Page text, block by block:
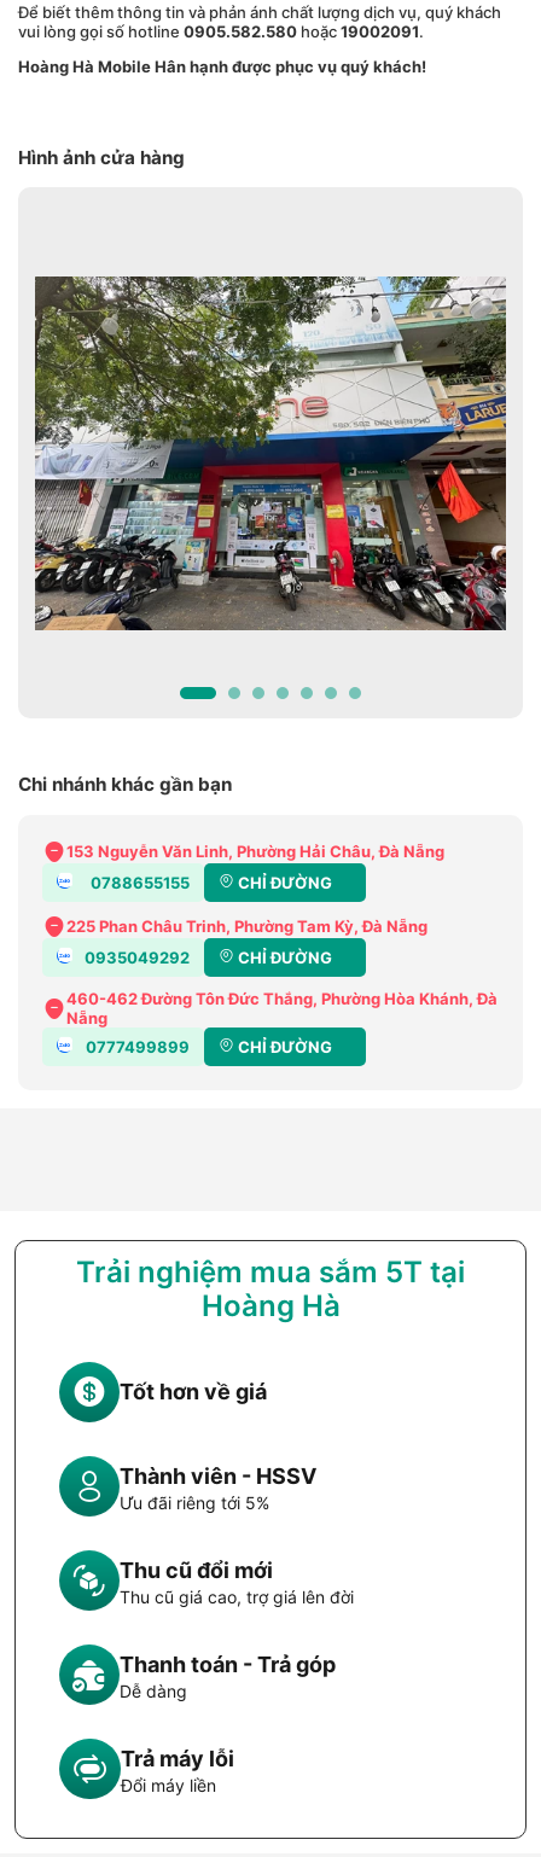
Để biết thêm thông tin và phản ánh chất lượng dịch vụ, quý khách
vui lòng gọi số hotline 0905.582.580 hoặc19002091.
Hoàng Hà Mobile Hân hạnh được phục vụ quý khách!
Hình ảnh cửa hàng
Chi nhánh khác gần bạn
153 Nguyễn Văn Linh, Phường Hải Châu, Đà Nẵng
0788655155
CHỈ ĐƯỜNG
225 Phan Châu Trinh, Phường Tam Kỳ, Đà Nẵng
0935049292
CHỈ ĐƯỜNG
460-462 Đường Tôn Đức Thắng, Phường Hòa Khánh, Đà
Nẵng
0777499899
CHỈ ĐƯỜNG
Trải nghiệm mua sắm 5T tại
Hoàng Hà
Tốt hơn về giá
Thành viên - HSSV
Ưu đãi riêng tới 5%
Thu cũ đổi mới
Thu cũ giá cao, trợ giá lên đời
Thanh toán - Trả góp
Dễ dàng
Trả máy lỗi
Đổi máy liền